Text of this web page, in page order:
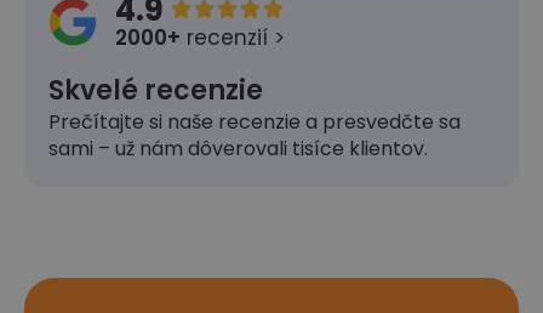
4.9 
2000+ recenzií >
Skvelé recenzie
Prečítajte si naše recenzie a presvedčte sa
sami – už nám dôverovali tisíce klientov.